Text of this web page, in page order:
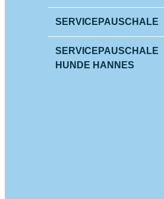
SERVICEPAUSCHALE
SERVICEPAUSCHALE
HUNDE HANNES